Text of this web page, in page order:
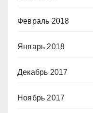
Февраль 2018
Январь 2018
Декабрь 2017
Ноябрь 2017